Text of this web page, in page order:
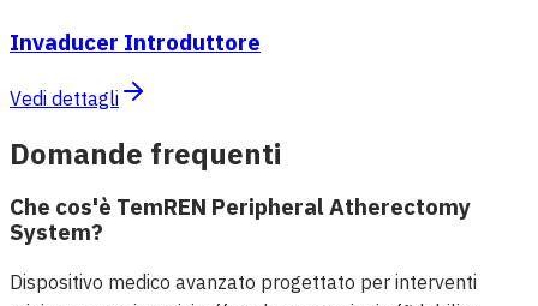
Invaducer Introduttore
Vedi dettagli
Domande frequenti
Che cos'è TemREN Peripheral Atherectomy
System?
Dispositivo medico avanzato progettato per interventi